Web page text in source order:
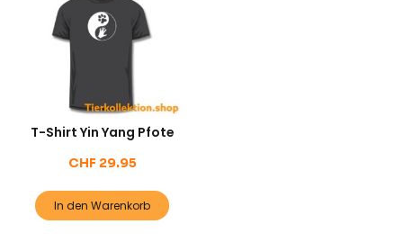
T-Shirt Yin Yang Pfote
CHF 29.95
In den Warenkorb